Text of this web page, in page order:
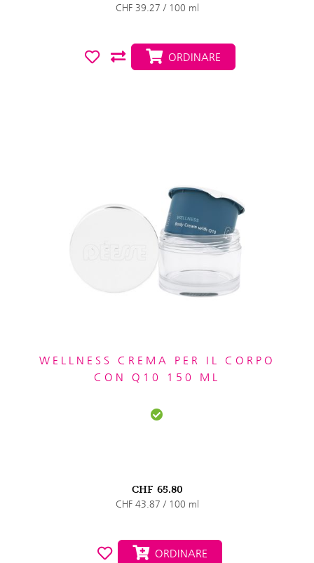
CHF 39.27 / 100 ml
ORDINARE
WELLNESS CREMA PER IL CORPO
CON Q10 150 ML
CHF 65.80
CHF 43.87 / 100 ml
ORDINARE